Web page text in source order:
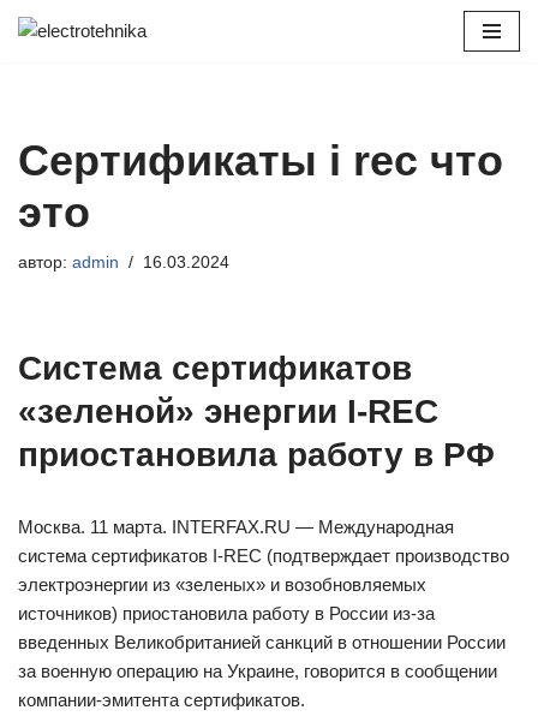
Сертификаты i rec что
это
автор: admin 16.03.2024
Система сертификатов
«зеленой» энергии I-REC
приостановила работу в РФ
Москва. 11 марта. INTERFAX.RU — Международная
система сертификатов I-REC (подтверждает производство
электроэнергии из «зеленых» и возобновляемых
источников) приостановила работу в России из-за
введенных Великобританией санкций в отношении России
за военную операцию на Украине, говорится в сообщении
компании-эмитента сертификатов.